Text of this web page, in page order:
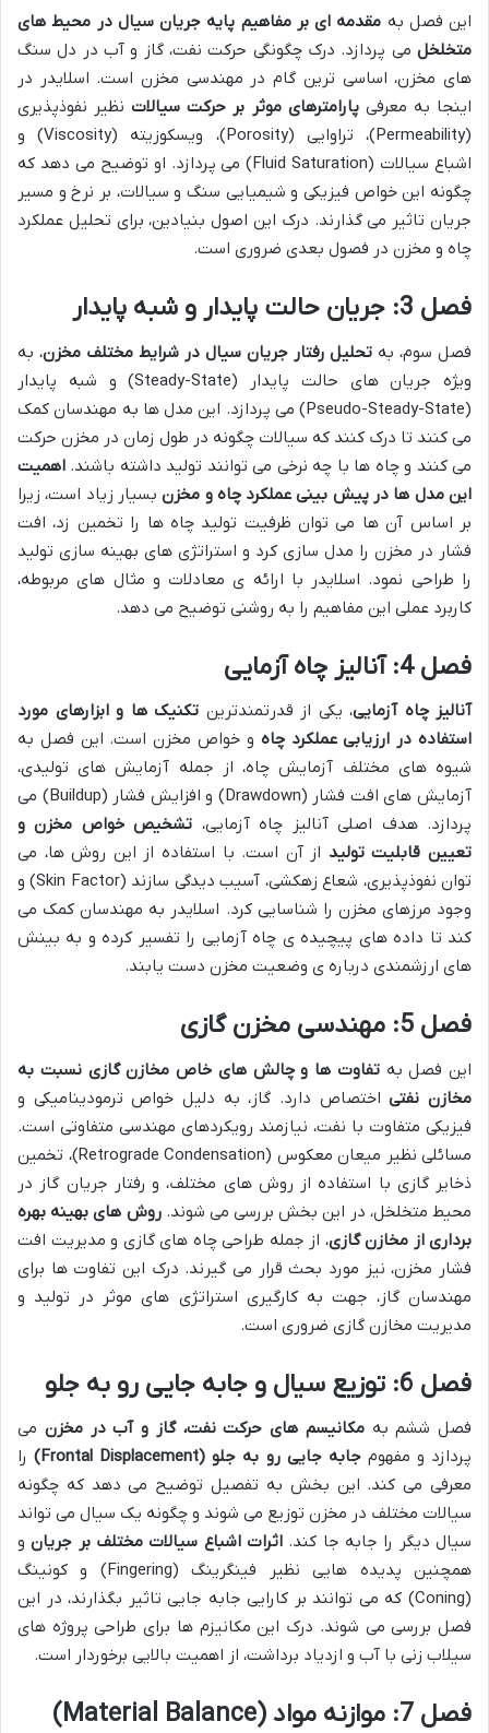
این فصل به مقدمه ای بر مفاهیم پایه جریان سیال در محیط های
متخلخل می پردازد. درک چگونگی حرکت نفت، گاز و آب در دل سنگ
های مخزن، اساسی ترین گام در مهندسی مخزن است. اسلایدر در
اینجا به معرفیپارامترهای موثر بر حرکت سیالات نظیر نفوذپذیری
(Permeability)، تراوایی (Porosity)، ویسکوزیته (Viscosity) و
اشباع سیالات (Fluid Saturation) می پردازد. او توضیح می دهد که
چگونه این خواص فیزیکی و شیمیایی سنگ و سیالات، بر نرخ و مسیر
جریان تاثیر می گذارند. درک این اصول بنیادین، برای تحلیل عملکرد
چاه و مخزن در فصول بعدی ضروری است.
فصل 3: جریان حالت پایدار و شبه پایدار
فصل سوم، به تحلیل رفتار جریان سیال در شرایط مختلف مخزن، به
ویژه جریان های حالت پایدار (Steady-State) و شبه پایدار
(Pseudo-Steady-State) می پردازد. این مدل ها به مهندسان کمک
می کنند تا درک کنند که سیالات چگونه در طول زمان در مخزن حرکت
می کنند و چاه ها با چه نرخی می توانند تولید داشته باشند. اهمیت
این مدل ها در پیش بینی عملکرد چاه و مخزنبسیار زیاد است، زیرا
بر اساس آن ها می توان ظرفیت تولید چاه ها را تخمین زد، افت
فشار در مخزن را مدل سازی کرد و استراتژی های بهینه سازی تولید
را طراحی نمود. اسلایدر با ارائه ی معادلات و مثال های مربوطه،
کاربرد عملی این مفاهیم را به روشنی توضیح می دهد.
فصل 4: آنالیز چاه آزمایی
آنالیز چاه آزمایی، یکی از قدرتمندترین تکنیک ها و ابزارهای مورد
استفاده در ارزیابی عملکرد چاه و خواص مخزن است. این فصل به
شیوه های مختلف آزمایش چاه، از جمله آزمایش های تولیدی،
آزمایش های افت فشار (Drawdown) و افزایش فشار (Buildup) می
پردازد. هدف اصلی آنالیز چاه آزمایی، تشخیص خواص مخزن و
تعیین قابلیت تولید از آن است. با استفاده از این روش ها، می
توان نفوذپذیری، شعاع زهکشی، آسیب دیدگی سازند (Skin Factor) و
وجود مرزهای مخزن را شناسایی کرد. اسلایدر به مهندسان کمک می
کند تا داده های پیچیده ی چاه آزمایی را تفسیر کرده و به بینش
های ارزشمندی درباره ی وضعیت مخزن دست یابند.
فصل 5: مهندسی مخزن گازی
این فصل بهتفاوت ها و چالش های خاص مخازن گازی نسبت به
مخازن نفتیاختصاص دارد. گاز، به دلیل خواص ترمودینامیکی و
فیزیکی متفاوت با نفت، نیازمند رویکردهای مهندسی متفاوتی است.
مسائلی نظیر میعان معکوس (Retrograde Condensation)، تخمین
ذخایر گازی با استفاده از روش های مختلف، و رفتار جریان گاز در
محیط متخلخل، در این بخش بررسی می شوند.روش های بهینه بهره
برداری از مخازن گازی، از جمله طراحی چاه های گازی و مدیریت افت
فشار مخزن، نیز مورد بحث قرار می گیرند. درک این تفاوت ها برای
مهندسان گاز، جهت به کارگیری استراتژی های موثر در تولید و
مدیریت مخازن گازی ضروری است.
فصل 6: توزیع سیال و جابه جایی رو به جلو
فصل ششم بهمکانیسم های حرکت نفت، گاز و آب در مخزن می
پردازد و مفهومجابه جایی رو به جلو (Frontal Displacement)
را
معرفی می کند. این بخش به تفصیل توضیح می دهد که چگونه
سیالات مختلف در مخزن توزیع می شوند و چگونه یک سیال می تواند
سیال دیگر را جابه جا کند. اثرات اشباع سیالات مختلف بر جریانو
همچنین پدیده هایی نظیر فینگرینگ (Fingering) و کونینگ
(Coning) که می توانند بر کارایی جابه جایی تاثیر بگذارند، در این
فصل بررسی می شوند. درک این مکانیزم ها برای طراحی پروژه های
سیلاب زنی با آب و ازدیاد برداشت، از اهمیت بالایی برخوردار است.
فصل 7: موازنه مواد (Material Balance)